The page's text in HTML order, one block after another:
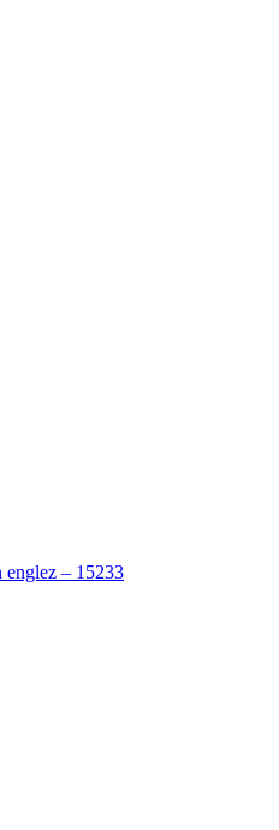
– 15233